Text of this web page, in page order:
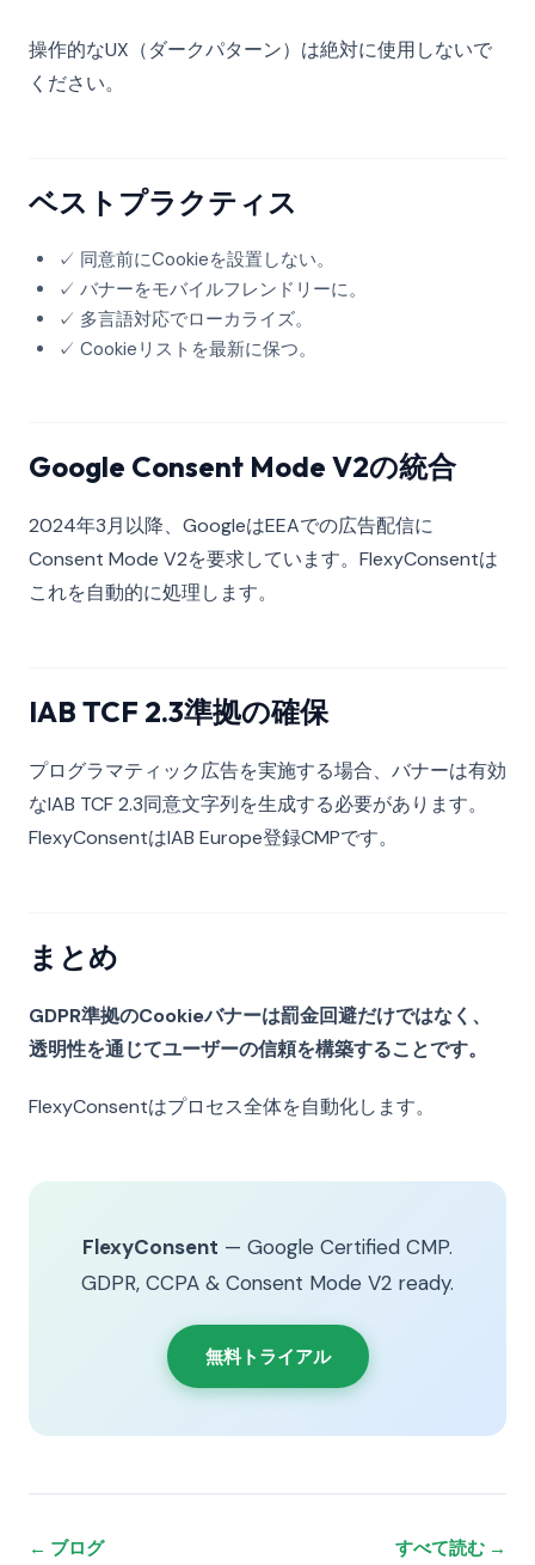
操作的なUX（ダークパターン）は絶対に使用しないで
ください。
ベストプラクティス
✓ 同意前にCookieを設置しない。
✓ バナーをモバイルフレンドリーに。
✓ 多言語対応でローカライズ。
✓ Cookieリストを最新に保つ。
Google Consent Mode V2の統合
2024年3月以降、GoogleはEEAでの広告配信に
Consent Mode V2を要求しています。FlexyConsentは
これを自動的に処理します。
IAB TCF 2.3準拠の確保
プログラマティック広告を実施する場合、バナーは有効
なIAB TCF 2.3同意文字列を生成する必要があります。
FlexyConsentはIAB Europe登録CMPです。
まとめ
GDPR準拠のCookieバナーは罰金回避だけではなく、
透明性を通じてユーザーの信頼を構築することです。
FlexyConsentはプロセス全体を自動化します。
FlexyConsent — Google Certified CMP.
GDPR, CCPA & Consent Mode V2 ready.
無料トライアル
← ブログ すべて読む →